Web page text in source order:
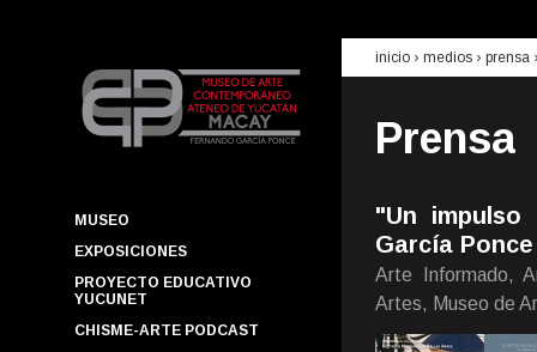
MUSEO
EXPOSICIONES
PROYECTO EDUCATIVO
YUCUNET
CHISME-ARTE PODCAST
inicio › medios › prensa
Prensa
"Un impulso
García
Arte Informado,
Artes, Museo de